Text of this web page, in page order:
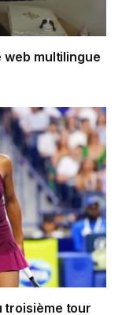
web multilingue
troisième tour